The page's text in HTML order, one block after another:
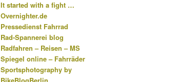
It started with a fight …
Overnighter.de
Pressedienst Fahrrad
Rad-Spannerei blog
Radfahren – Reisen – MS
Spiegel online – Fahrräder
Sportsphotography by